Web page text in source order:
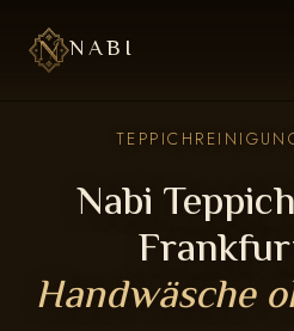
NABI
Nabi
Handwäsche